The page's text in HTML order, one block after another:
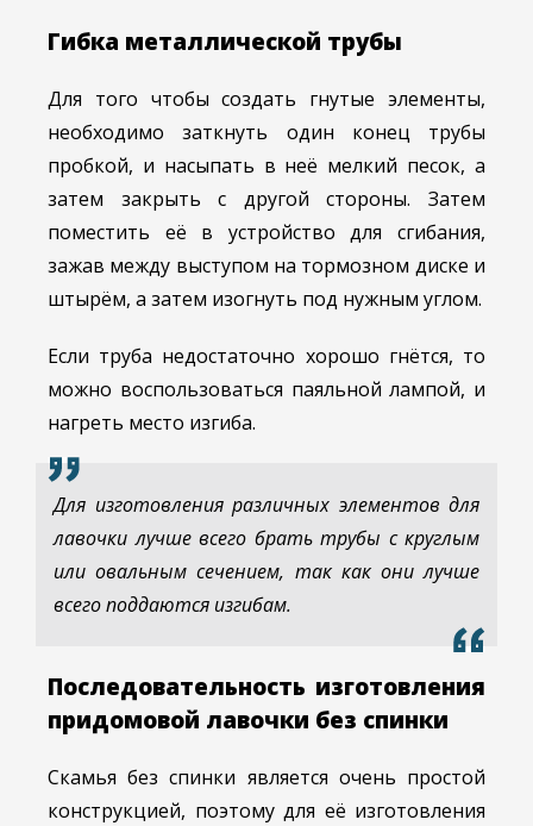
Гибка металлической трубы
Для того чтобы создать гнутые элементы,
необходимо заткнуть один конец трубы
пробкой, и насыпать в неё мелкий песок, а
затем закрыть с другой стороны. Затем
поместить её в устройство для сгибания,
зажав между выступом на тормозном диске и
штырём, а затем изогнуть под нужным углом.
Если труба недостаточно хорошо гнётся, то
можно воспользоваться паяльной лампой, и
нагреть место изгиба.
Для изготовления различных элементов для
лавочки лучше всего брать трубы с круглым
или овальным сечением, так как они лучше
всего поддаются изгибам.
Последовательность изготовления
придомовой лавочки без спинки
Скамья без спинки является очень простой
конструкцией, поэтому для её изготовления